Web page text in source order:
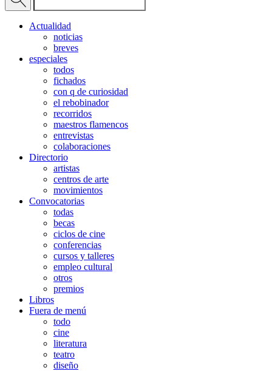
Actualidad
noticias
breves
especiales
todos
fichados
con q de curiosidad
el rebobinador
recorridos
maestros flamencos
entrevistas
colaboraciones
Directorio
artistas
centros de arte
movimientos
Convocatorias
todas
becas
ciclos de cine
conferencias
cursos y talleres
empleo cultural
otros
premios
Libros
Fuera de menú
todo
cine
literatura
teatro
diseño